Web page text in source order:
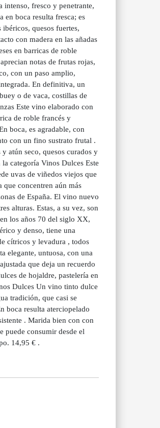
intenso, fresco y penetrante,
en boca resulta fresca; es
quesos fuertes,
con madera en las añadas
en barricas de roble
notas de frutas rojas,
con un paso amplio,
En definitiva, un
o de vaca, costillas de
Este vino elaborado con
de roble francés y
boca, es agradable, con
con un fino sustrato frutal .
atún seco, quesos curados y
categoría Vinos Dulces Este
uvas de viñedos viejos que
que concentren aún más
de España. El vino nuevo
alturas. Estas, a su vez, son
los años 70 del siglo XX,
y denso, tiene una
cítricos y levadura , todos
elegante, untuosa, con una
que deja un recuerdo
de hojaldre, pastelería en
Dulces Un vino tinto dulce
tradición, que casi se
boca resulta aterciopelado
. Marida bien con con
puede consumir desde el
14,95 € .